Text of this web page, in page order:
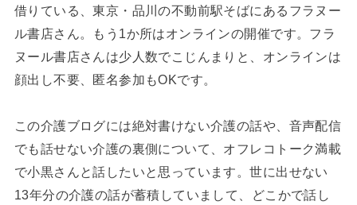
借りている、東京・品川の不動前駅そばにあるフラヌー
ル書店さん。もう1か所はオンラインの開催です。フラ
ヌール書店さんは少人数でこじんまりと、オンラインは
顔出し不要、匿名参加もOKです。
この介護ブログには絶対書けない介護の話や、音声配信
でも話せない介護の裏側について、オフレコトーク満載
で小黒さんと話したいと思っています。世に出せない
13年分の介護の話が蓄積していまして、どこかで話し